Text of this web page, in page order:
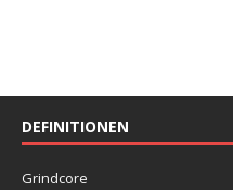
DEFINITIONEN
Grindcore